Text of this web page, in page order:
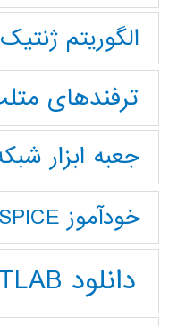
الگوریتم ژنتیک
ترفندهای
جعبه ابزار
خودآموز HSPICE
دانلود MATLAB